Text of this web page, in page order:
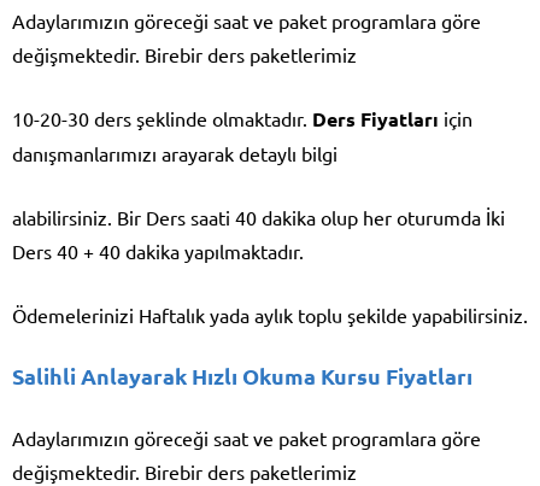
Adaylarımızın göreceği saat ve paket programlara göre
değişmektedir. Birebir ders paketlerimiz
10-20-30 ders şeklinde olmaktadır. Ders Fiyatları için
danışmanlarımızı arayarak detaylı bilgi
alabilirsiniz. Bir Ders saati 40 dakika olup her oturumda İki
Ders 40 + 40 dakika yapılmaktadır.
Ödemelerinizi Haftalık yada aylık toplu şekilde yapabilirsiniz.
Salihli Anlayarak Hızlı Okuma Kursu Fiyatları
Adaylarımızın göreceği saat ve paket programlara göre
değişmektedir. Birebir ders paketlerimiz